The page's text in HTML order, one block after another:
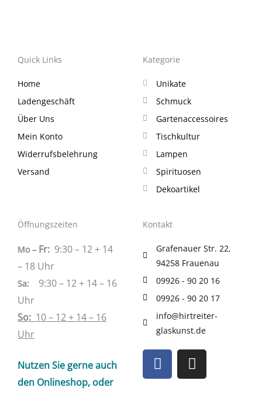
Quick Links
Home
Ladengeschäft
Über Uns
Mein Konto
Widerrufsbelehrung
Versand
Kategorie
Unikate
Schmuck
Gartenaccessoires
Tischkultur
Lampen
Spirituosen
Dekoartikel
Öffnungszeiten
Mo – Fr: 9:30 – 12 + 14
– 18 Uhr
Sa: 9:30 – 12 + 14 – 16
Uhr
So: 10 – 12 + 14 – 16
Uhr
Nutzen Sie gerne auch
den Onlineshop, oder
Kontakt
Grafenauer Str. 22,
94258 Frauenau
09926 - 90 20 16
09926 - 90 20 17
info@hirtreiter-
glaskunst.de
F
a
c
I
n
s